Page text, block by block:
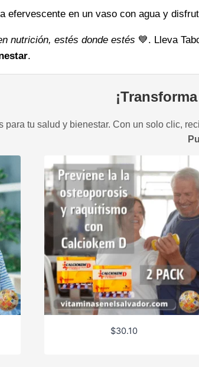
efervescente en un vaso con agua y
nutrición, estés donde estés 💙. Lleva
.
para tu salud y bienestar. Con un solo clic,
$30.10